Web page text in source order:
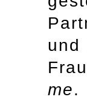
und
me.